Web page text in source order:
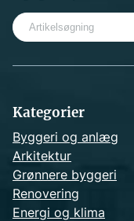
Kategorier
Byggeri og anlæg
Arkitektur
Grønnere byggeri
Renovering
Energi og klima